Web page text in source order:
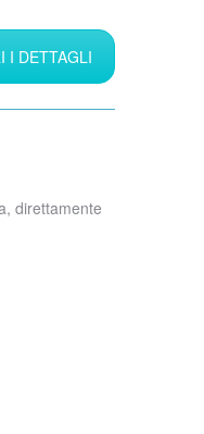
I DETTAGLI
direttamente